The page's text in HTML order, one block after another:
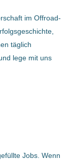
im Offroad-
täglich
lege mit uns
Jobs. Wenn